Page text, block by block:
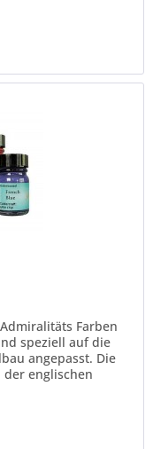
Farben
speziell auf die
angepasst. Die
englischen